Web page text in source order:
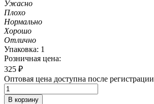
Ужасно
Плохо
Нормально
Хорошо
Отлично
Упаковка: 1
Розничная цена:
325 ₽
Оптовая цена доступна после регистрации
В корзину